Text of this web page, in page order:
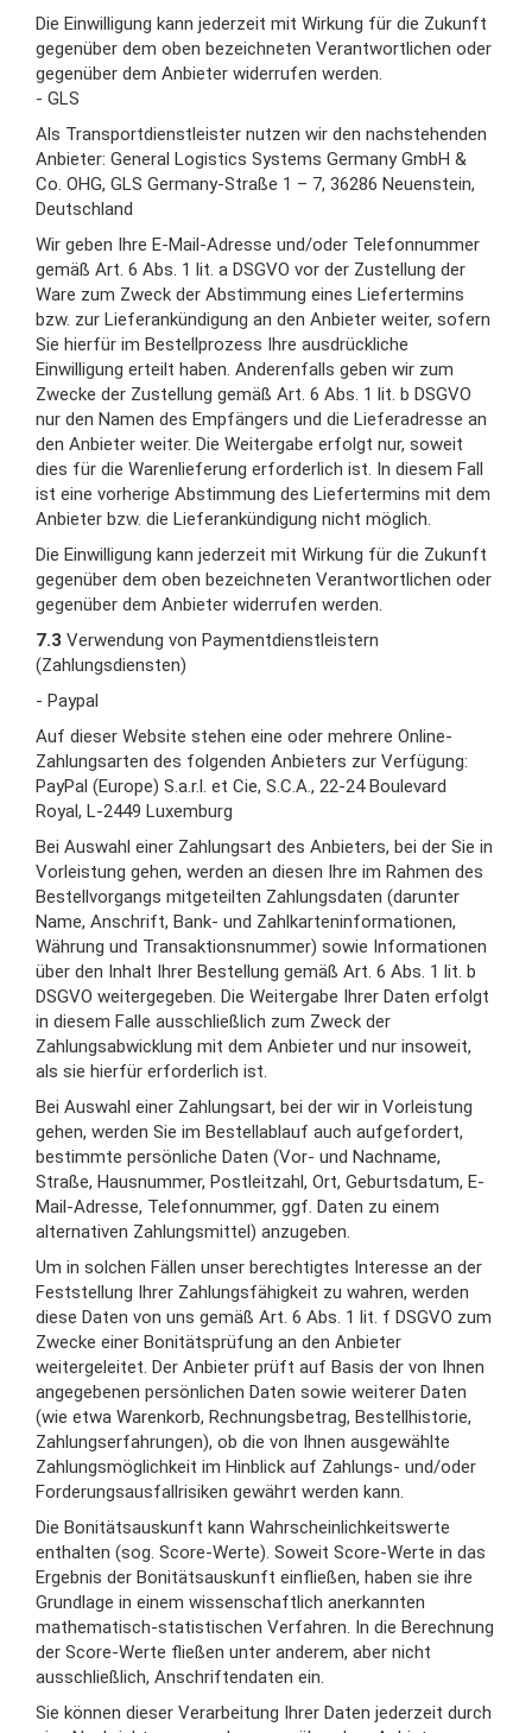
Die Einwilligung kann jederzeit mit Wirkung für die Zukunft
gegenüber dem oben bezeichneten Verantwortlichen oder
gegenüber dem Anbieter widerrufen werden.
- GLS
Als Transportdienstleister nutzen wir den nachstehenden
Anbieter: General Logistics Systems Germany GmbH &
Co. OHG, GLS Germany-Straße 1 – 7, 36286 Neuenstein,
Deutschland
Wir geben Ihre E-Mail-Adresse und/oder Telefonnummer
gemäß Art. 6 Abs. 1 lit. a DSGVO vor der Zustellung der
Ware zum Zweck der Abstimmung eines Liefertermins
bzw. zur Lieferankündigung an den Anbieter weiter, sofern
Sie hierfür im Bestellprozess Ihre ausdrückliche
Einwilligung erteilt haben. Anderenfalls geben wir zum
Zwecke der Zustellung gemäß Art. 6 Abs. 1 lit. b DSGVO
nur den Namen des Empfängers und die Lieferadresse an
den Anbieter weiter. Die Weitergabe erfolgt nur, soweit
dies für die Warenlieferung erforderlich ist. In diesem Fall
ist eine vorherige Abstimmung des Liefertermins mit dem
Anbieter bzw. die Lieferankündigung nicht möglich.
Die Einwilligung kann jederzeit mit Wirkung für die Zukunft
gegenüber dem oben bezeichneten Verantwortlichen oder
gegenüber dem Anbieter widerrufen werden.
7.3 Verwendung von Paymentdienstleistern
(Zahlungsdiensten)
- Paypal
Auf dieser Website stehen eine oder mehrere Online-
Zahlungsarten des folgenden Anbieters zur Verfügung:
PayPal (Europe) S.a.r.l. et Cie, S.C.A., 22-24 Boulevard
Royal, L-2449 Luxemburg
Bei Auswahl einer Zahlungsart des Anbieters, bei der Sie in
Vorleistung gehen, werden an diesen Ihre im Rahmen des
Bestellvorgangs mitgeteilten Zahlungsdaten (darunter
Name, Anschrift, Bank- und Zahlkarteninformationen,
Währung und Transaktionsnummer) sowie Informationen
über den Inhalt Ihrer Bestellung gemäß Art. 6 Abs. 1 lit. b
DSGVO weitergegeben. Die Weitergabe Ihrer Daten erfolgt
in diesem Falle ausschließlich zum Zweck der
Zahlungsabwicklung mit dem Anbieter und nur insoweit,
als sie hierfür erforderlich ist.
Bei Auswahl einer Zahlungsart, bei der wir in Vorleistung
gehen, werden Sie im Bestellablauf auch aufgefordert,
bestimmte persönliche Daten (Vor- und Nachname,
Straße, Hausnummer, Postleitzahl, Ort, Geburtsdatum, E-
Mail-Adresse, Telefonnummer, ggf. Daten zu einem
alternativen Zahlungsmittel) anzugeben.
Um in solchen Fällen unser berechtigtes Interesse an der
Feststellung Ihrer Zahlungsfähigkeit zu wahren, werden
diese Daten von uns gemäß Art. 6 Abs. 1 lit. f DSGVO zum
Zwecke einer Bonitätsprüfung an den Anbieter
weitergeleitet. Der Anbieter prüft auf Basis der von Ihnen
angegebenen persönlichen Daten sowie weiterer Daten
(wie etwa Warenkorb, Rechnungsbetrag, Bestellhistorie,
Zahlungserfahrungen), ob die von Ihnen ausgewählte
Zahlungsmöglichkeit im Hinblick auf Zahlungs- und/oder
Forderungsausfallrisiken gewährt werden kann.
Die Bonitätsauskunft kann Wahrscheinlichkeitswerte
enthalten (sog. Score-Werte). Soweit Score-Werte in das
Ergebnis der Bonitätsauskunft einfließen, haben sie ihre
Grundlage in einem wissenschaftlich anerkannten
mathematisch-statistischen Verfahren. In die Berechnung
der Score-Werte fließen unter anderem, aber nicht
ausschließlich, Anschriftendaten ein.
Sie können dieser Verarbeitung Ihrer Daten jederzeit durch